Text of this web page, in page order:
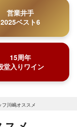
営業井手
2025ベスト6
15周年
堂入りワイン
フ川嶋オススメ